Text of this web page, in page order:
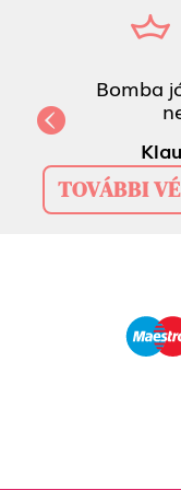
Bomba
Previous
TOVÁBBI